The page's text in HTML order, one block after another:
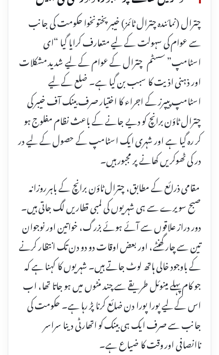
​چترال (نمائندہ چترال ٹائمز) خیبر پختونخوا حکومت کی جانب
سے عوام کی سہولت کے لیے متعارف کرایا گیا “ای
اسٹامپ” سسٹم چترال کے عوام کے لیے شدید مشکلات
اور ذہنی اذیت کا سبب بن گیا ہے۔ ضلع کے لیے
اسٹامپ پیپرز کے اجراء کا اختیار صرف بینک آف خیبر کی
چترال ٹاؤن برانچ کو دیے جانے کے باعث نظام مفلوج ہو
کر رہ گیا ہے اور شہری ایک اسٹامپ کے حصول کے لیے در
در کی ٹھوکریں کھانے پر مجبور ہیں۔
​ مقامی ذرائع کے مطابق، چترال ٹاؤن برانچ کے باہر روزانہ
صبح سویرے سے ہی شہریوں کی لمبی قطاریں لگ جاتی ہیں۔
دور دراز علاقوں سے آئے ہوئے بزرگ، خواتین اور نوجوان
تین سے چار گھنٹے، اور بعض اوقات دو دو دن تک انتظار کرنے
کے باوجود خالی ہاتھ لوٹ جاتے ہیں۔ شہریوں کا کہنا ہے کہ
جو کام پہلے مینوئل طریقے سے چند منٹوں میں ہو جاتا تھا، اب
اس کے لیے پورا پورا دن ضائع کرنا پڑ رہا ہے۔ حکومت کی
جانب سے صرف ایک ہی بینک کو اتھارٹی دینا سراسر
ناانصافی اور وقت کا ضیاع ہے۔